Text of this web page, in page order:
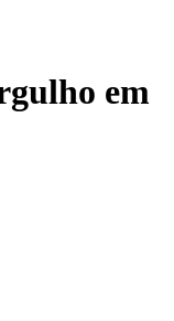
em